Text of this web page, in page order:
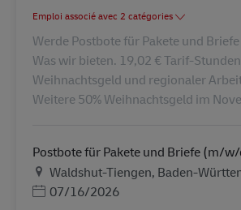
Emploi associé avec 2 catégories
Werde Postbote für Pakete und
Was wir bieten. 19,02 € Tarif-
Weihnachtsgeld und regionaler
Weitere 50% Weihnachtsgeld im
Postbote für Pakete und Briefe (m/
LieuWaldshut-Tiengen, Baden-
Posted Date
07/16/2026